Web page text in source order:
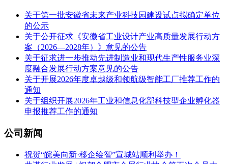
关于第一批安徽省未来产业科技园建设试点拟确定单位
的公示
关于公开征求《安徽省工业设计产业高质量发展行动方
案（2026—2028年）》意见的公告
关于征求进一步推动先进制造业和现代生产性服务业深
度融合发展行动方案意见的公告
关于开展2026年度卓越级和领航级智能工厂推荐工作的
通知
关于组织开展2026年工业和信息化部科技型企业孵化器
申报推荐工作的通知
公司新闻
祝贺“皖美向新·移企绘智”宣城站顺利举办！